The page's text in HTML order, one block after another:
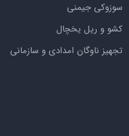
سوزوکی جیمنی
کشو و ریل یخچال
تجهیز ناوگان امدادی و سازمانی